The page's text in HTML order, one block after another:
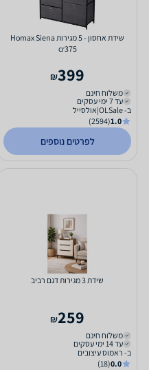
שידת אחסון - 5 מגירות Homax Siena
cr375
399
₪
משלוח חינם
עד 7 ימי עסקים
ב- OLSale|אולסייל
1.0
(2594)
לפרטים נוספים
שידת 3 מגירות דגם רביב
259
₪
משלוח חינם
עד 14 ימי עסקים
ב- ראמוס עיצובים
0.0
(18)